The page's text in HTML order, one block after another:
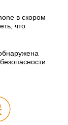
в скором
что